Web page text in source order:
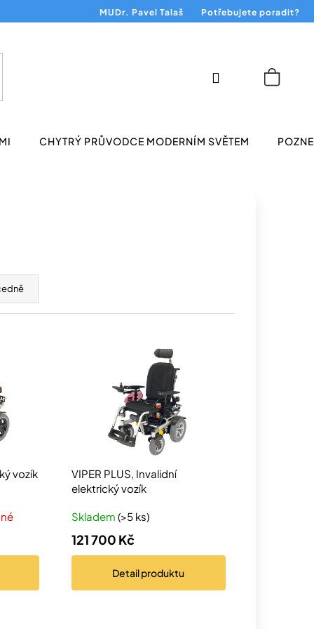
MUDr. Pavel Talaš Potřebujete poradit?
CHYTRÝ PRŮVODCE MODERNÍM SVĚTEM
Přihlášení
vozík
VIPER PLUS, Invalidní
elektrický vozík
Skladem(>5 ks)
121 700 Kč
Detailproduktu